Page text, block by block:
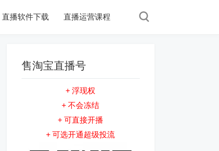
直播软件下载 直播运营课程
售淘宝直播号
+ 浮现权
+ 不会冻结
+ 可直接开播
+ 可选开通超级投流